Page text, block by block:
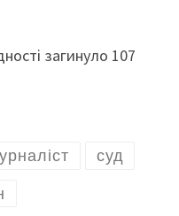
загинуло 107
суд